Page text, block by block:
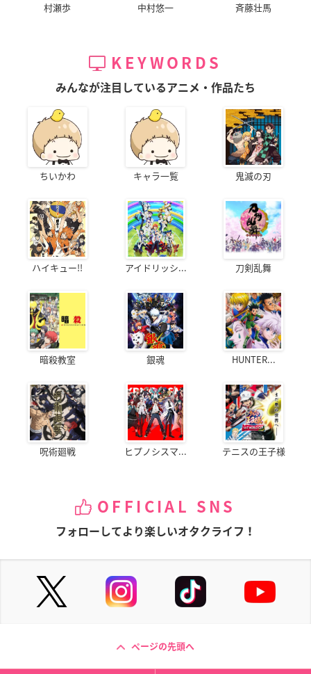
村瀬歩 中村悠一 斉藤壮馬
KEYWORDS
みんなが注目しているアニメ・作品たち
ちいかわ キャラ一覧 鬼滅の刃
ハイキュー!! アイドリッシ... 刀剣乱舞
暗殺教室 銀魂 HUNTER...
呪術廻戦 ヒプノシスマ... テニスの王子様
OFFICIAL SNS
フォローしてより楽しいオタクライフ！
ページの先頭へ